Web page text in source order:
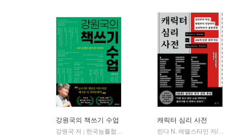
강원국의 책쓰기 수업
강원국 저
한국능률협회미디어
캐릭터 심리 사전
린다 N. 에델스타인 저/지여울 역